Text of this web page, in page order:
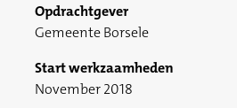
Opdrachtgever
Gemeente Borsele
Start werkzaamheden
November 2018